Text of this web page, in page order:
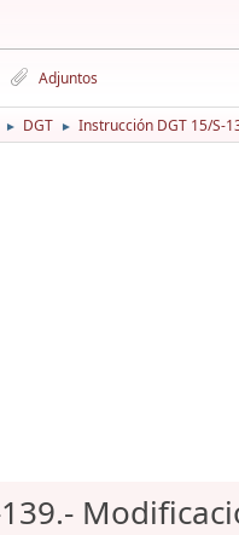
Adjuntos
► DGT ► Instrucción DGT 15/S-